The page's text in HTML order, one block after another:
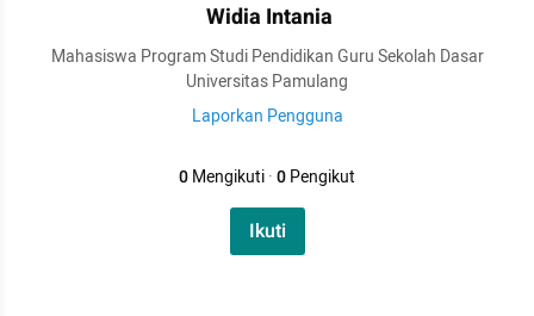
Widia Intania
Mahasiswa Program Studi Pendidikan Guru Sekolah Dasar
Universitas Pamulang
Laporkan Pengguna
0Mengikuti·0Pengikut
Ikuti